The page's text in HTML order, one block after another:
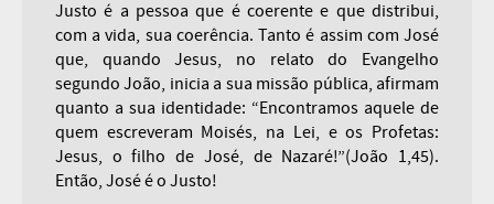
Justo é a pessoa que é coerente e que distribui,
com a vida, sua coerência. Tanto é assim com José
que, quando Jesus, no relato do Evangelho
segundo João, inicia a sua missão pública, afirmam
quanto a sua identidade: “Encontramos aquele de
quem escreveram Moisés, na Lei, e os Profetas:
Jesus, o filho de José, de Nazaré!”(João 1,45).
Então, José é o Justo!